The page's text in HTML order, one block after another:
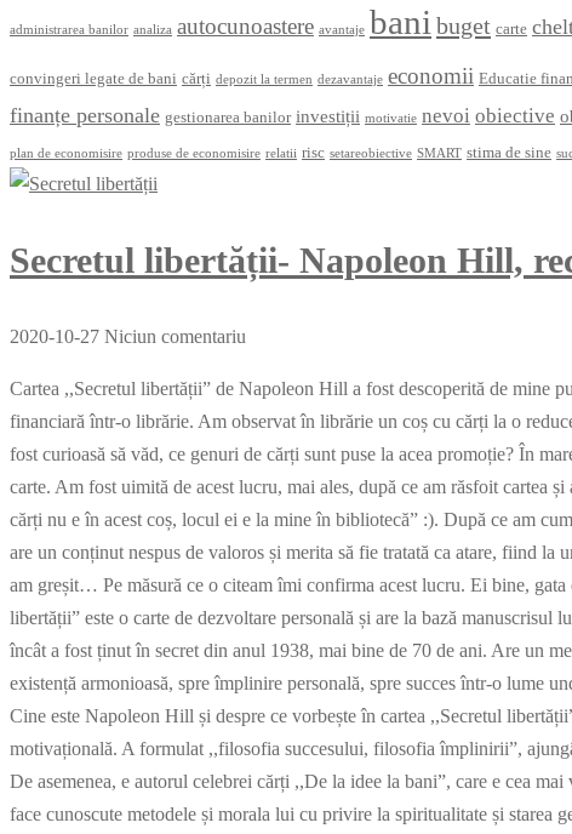
administrarea banilor analiza autocunoastere avantaje bani buget carte
convingeri legate de bani cărți depozit la termen dezavantaje economii Educatie
finanțe personale gestionarea banilor investiții motivatie nevoi obiective
plan de economisire produse de economisire relatii risc setareobiective SMART stima de sine
Secretul libertății- Napoleon Hill,
2020-10-27 Niciun comentariu
Cartea ,,Secretul libertății” de Napoleon Hill a fost descoperită de mine
financiară într-o librărie. Am observat în librărie un coș cu cărți la o
fost curioasă să văd, ce genuri de cărți sunt puse la acea promoție? În
carte. Am fost uimită de acest lucru, mai ales, după ce am răsfoit cartea
cărți nu e în acest coș, locul ei e la mine în bibliotecă” :). După ce am
are un conținut nespus de valoros și merita să fie tratată ca atare, fiind
am greșit… Pe măsură ce o citeam îmi confirma acest lucru. Ei bine,
libertății” este o carte de dezvoltare personală și are la bază
încât a fost ținut în secret din anul 1938, mai bine de 70 de ani. Are un
existență armonioasă, spre împlinire personală, spre succes într-o lume
Cine este Napoleon Hill și despre ce vorbește în cartea ,,Secretul
motivațională. A formulat ,,filosofia succesului, filosofia împlinirii”,
De asemenea, e autorul celebrei cărți ,,De la idee la bani”, care e cea
face cunoscute metodele și morala lui cu privire la spiritualitate și starea